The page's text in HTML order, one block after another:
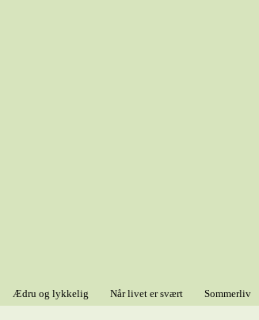
Ædru og lykkelig Når livet er svært Sommerliv